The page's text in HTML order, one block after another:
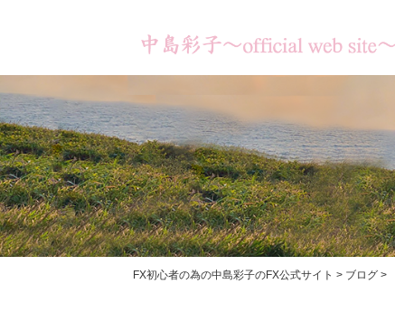
FX初心者の為の中島彩子のFX公式サイト > ブログ >